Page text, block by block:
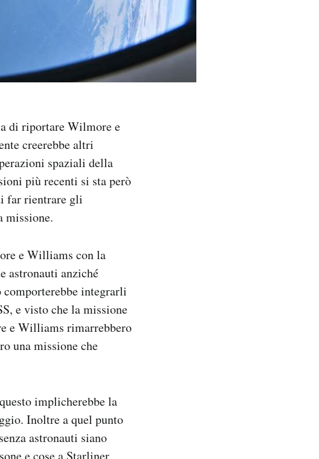
di riportare Wilmore e
creerebbe altri
spaziali della
più recenti si sta però
far rientrare gli
missione.
e Williams con la
astronauti anziché
comporterebbe integrarli
e visto che la missione
e Williams rimarrebbero
una missione che
implicherebbe la
Inoltre a quel punto
astronauti siano